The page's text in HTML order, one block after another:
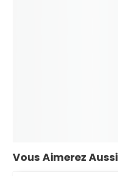
Vous Aimerez Aussi